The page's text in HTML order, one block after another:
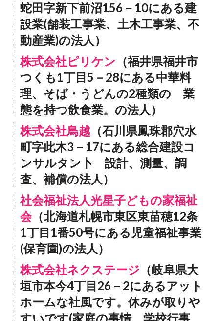
蛇田字新下前沼156－10にある建
設業(舗装工事業、土木工事業、不
動産業)の法人）
株式会社ピリケン （福井県福井市
つくも1丁目5－28にある中華料
理、そば・うどんの2種類の 業
態を持つ飲食業。の法人）
株式会社鳥越 （石川県鳳珠郡穴水
町字此木3－17にある総合建設コ
ンサルタン卜 設計、測量、調
査、補償の法人）
社会福祉法人光星子どもの家福祉
会（北海道札幌市東区東苗穂12条
1丁目1番50号にある児童福祉事業
(保育園)の法人）
株式会社ネクステージ （岐阜県大
垣市本今4丁目26－2にあるアット
ホームな社風です。休みが取りや
すいです(家庭の事情、学校行事、